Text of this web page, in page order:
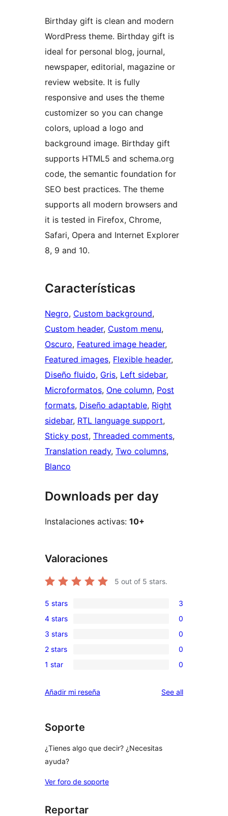
Birthday gift is clean and modern
WordPress theme. Birthday gift is
ideal for personal blog, journal,
newspaper, editorial, magazine or
review website. It is fully
responsive and uses the theme
customizer so you can change
colors, upload a logo and
background image. Birthday gift
supports HTML5 and schema.org
code, the semantic foundation for
SEO best practices. The theme
supports all modern browsers and
it is tested in Firefox, Chrome,
Safari, Opera and Internet Explorer
8, 9 and 10.
Características
Negro, Custom background
Custom header, Custom menu
Oscuro, Featured image header
Featured images, Flexible header
Diseño fluido, Gris, Left sidebar
Microformatos, One column, Post
formats, Diseño adaptable, Right
sidebar, RTL language support
Sticky post, Threaded comments
Translation ready, Two columns
Blanco
Downloads per day
Instalaciones activas: 10+
Valoraciones
5 out of 5 stars.
3
5-
star
reviews
5 stars 3
0
4-
star
reviews
4 stars 0
0
3-
star
3 stars 0
0
2-
reviews
2 stars 0
0
star
1 star 0
Añadir mi reseña See allreviews
Soporte
¿Tienes algo que decir? ¿Necesitas
ayuda?
Ver foro de soporte
Reportar